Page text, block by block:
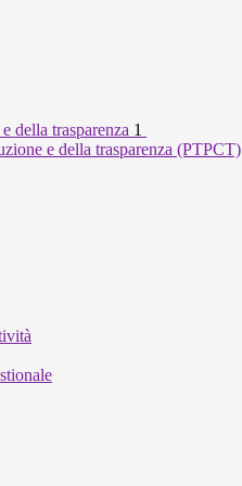
della trasparenza 1
e della trasparenza (PTPCT)